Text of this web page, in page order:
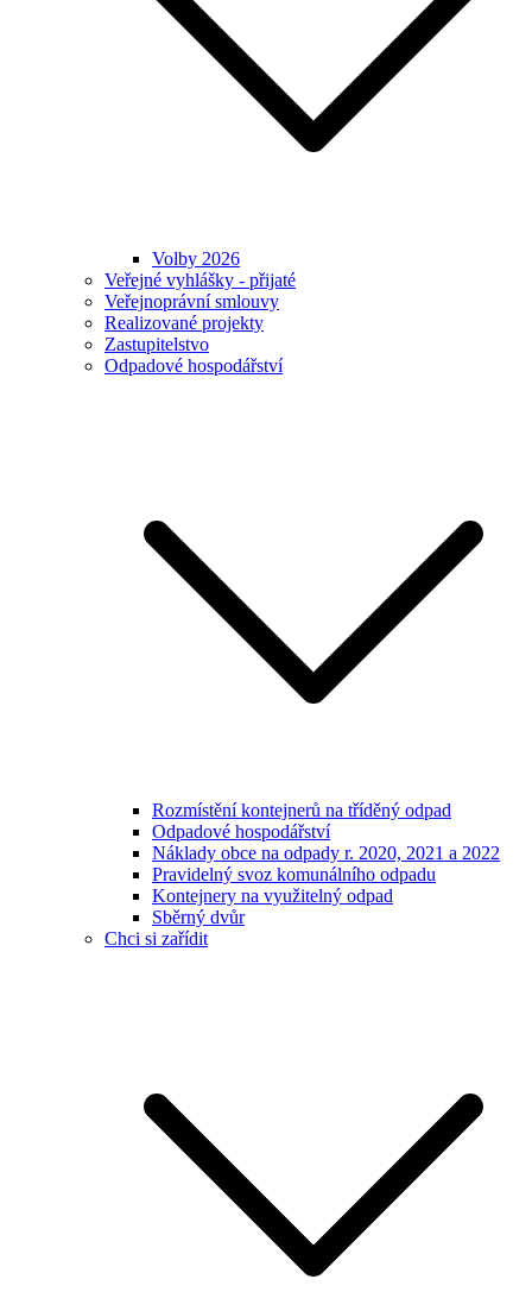
Volby 2026
Veřejné vyhlášky - přijaté
Veřejnoprávní smlouvy
Realizované projekty
Zastupitelstvo
Odpadové hospodářství
Rozmístění kontejnerů na tříděný odpad
Odpadové hospodářství
Náklady obce na odpady r. 2020, 2021 a 2022
Pravidelný svoz komunálního odpadu
Kontejnery na využitelný odpad
Sběrný dvůr
Chci si zařídit